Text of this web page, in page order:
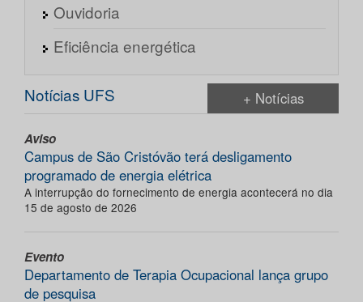
Ouvidoria
Eficiência energética
Notícias UFS + Notícias
Aviso
Campus de São Cristóvão terá desligamento
programado de energia elétrica
A interrupção do fornecimento de energia acontecerá no dia
15 de agosto de 2026
Evento
Departamento de Terapia Ocupacional lança grupo
de pesquisa